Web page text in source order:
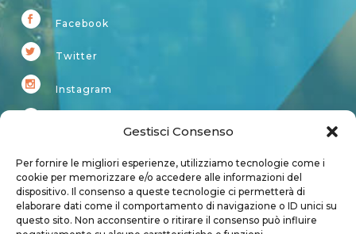
Gestisci Consenso
Per fornire le migliori esperienze, utilizziamo tecnologie come i
cookie per memorizzare e/o accedere alle informazioni del
dispositivo. Il consenso a queste tecnologie ci permetterà di
elaborare dati come il comportamento di navigazione o ID unici su
questo sito. Non acconsentire o ritirare il consenso può influire
Facebook
Twitter
Instagram
Account
Login